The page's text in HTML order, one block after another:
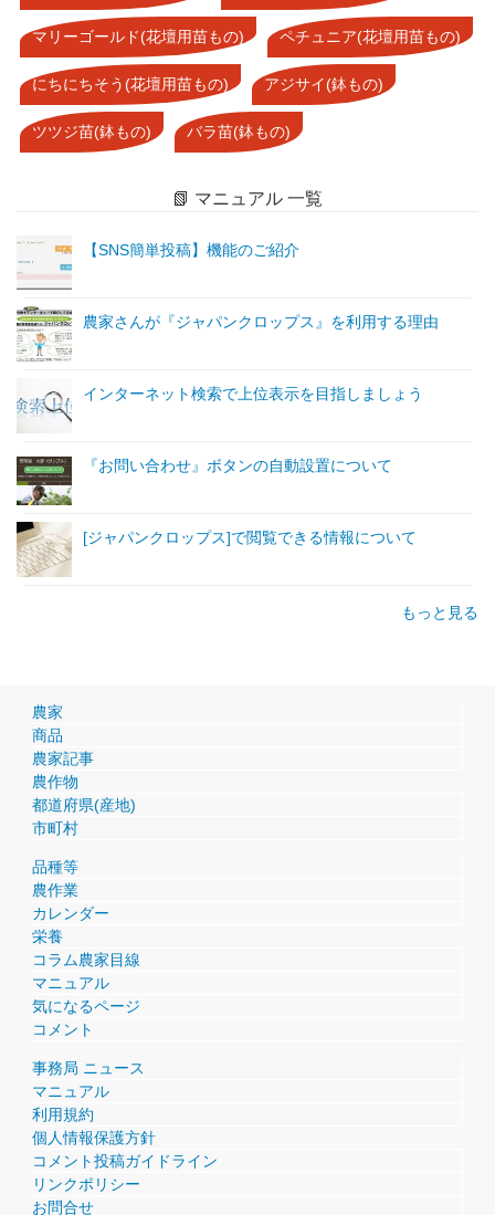
マリーゴールド(花壇用苗もの) ペチュニア(花壇用苗もの)
にちにちそう(花壇用苗もの) アジサイ(鉢もの)
ツツジ苗(鉢もの) バラ苗(鉢もの)
📗 マニュアル 一覧
【SNS簡単投稿】機能のご紹介
農家さんが『ジャパンクロップス』を利用する理由
インターネット検索で上位表示を目指しましょう
『お問い合わせ』ボタンの自動設置について
[ジャパンクロップス]で閲覧できる情報について
もっと見る
農家
商品
農家記事
農作物
都道府県(産地)
市町村
品種等
農作業
カレンダー
栄養
コラム農家目線
マニュアル
気になるページ
コメント
事務局 ニュース
マニュアル
利用規約
個人情報保護方針
コメント投稿ガイドライン
リンクポリシー
お問合せ